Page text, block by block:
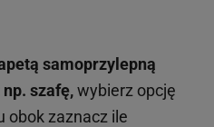
samoprzylepną
szafę,wybierz opcję
obok zaznacz ile